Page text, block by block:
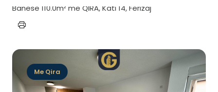
Banesë 110.0m² me QIRA, Kati 14, Ferizaj
Me Qira